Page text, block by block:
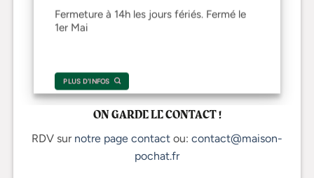
Fermeture à 14h les jours fériés. Fermé le
1er Mai
PLUS D'INFOS
ON GARDE LE CONTACT !
RDV sur notre page contact ou: contact@maison-
pochat.fr